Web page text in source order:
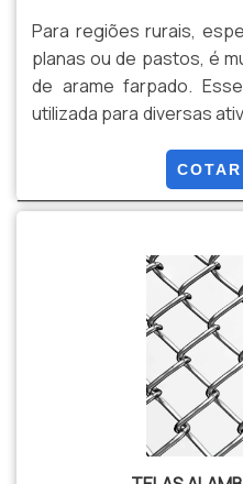
Para regiões rurais,
planas ou de pastos, é
de arame farpado.
utilizada para diversas
terrenos, para que não
não ultrapassem a
dois fios de arame
formam farpas
fases. A venda desse.